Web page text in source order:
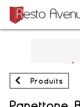
Produits